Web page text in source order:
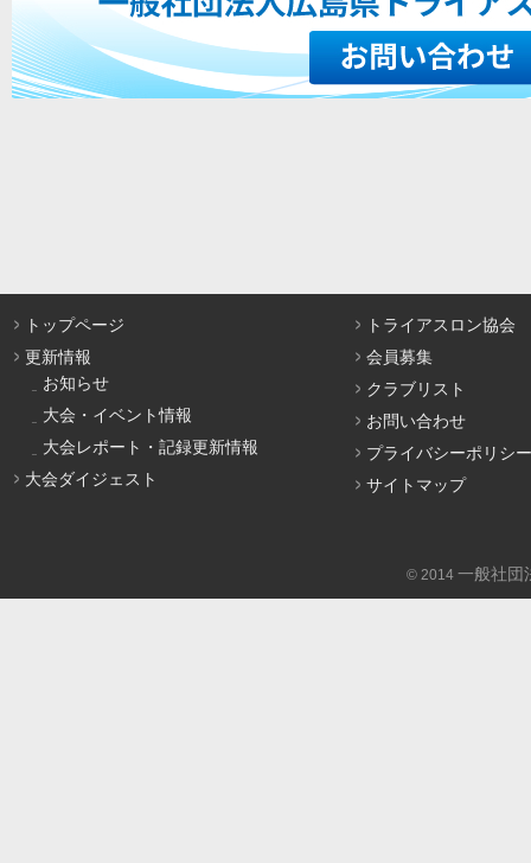
トップページ
更新情報
お知らせ
大会・イベント情報
大会レポート・記録更新情報
大会ダイジェスト
トライアスロン協会
会員募集
クラブリスト
お問い合わせ
プライバシーポリシー
サイトマップ
© 2014 一般社団